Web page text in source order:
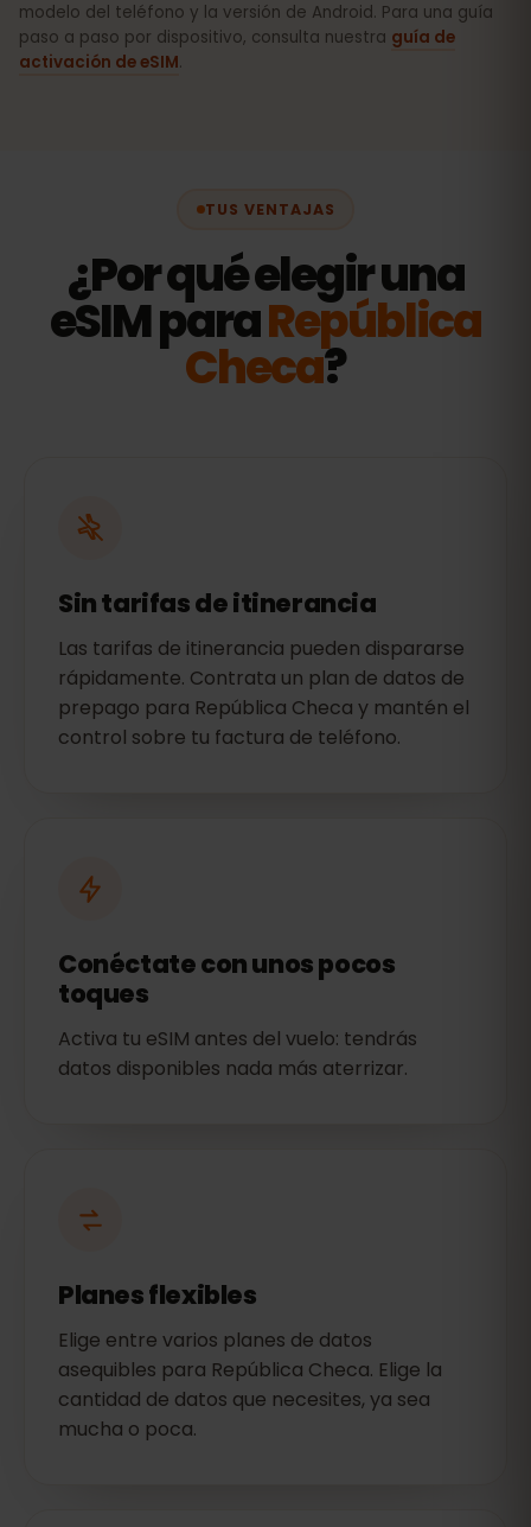
modelo del teléfono y la versión de Android. Para una guía
paso a paso por dispositivo, consulta nuestra guía de
activación de eSIM.
TUS VENTAJAS
¿Por qué elegir una
eSIM paraRepública
Checa?
Sin tarifas de itinerancia
Las tarifas de itinerancia pueden dispararse
rápidamente. Contrata un plan de datos de
prepago para República Checa y mantén el
control sobre tu factura de teléfono.
Conéctate con unos pocos
toques
Activa tu eSIM antes del vuelo: tendrás
datos disponibles nada más aterrizar.
Planes flexibles
Elige entre varios planes de datos
asequibles para República Checa. Elige la
cantidad de datos que necesites, ya sea
mucha o poca.